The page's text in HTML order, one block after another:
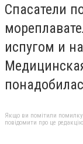
Спасатели
испугом и
Якщо ви помітили помилку,
повідомити про це редакцію